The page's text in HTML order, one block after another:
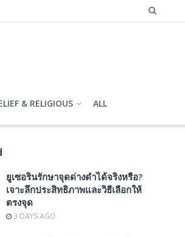
& RELIGIOUS ALL
ยูเซอรินรักษาจุดด่างดำได้จริงหรือ?
เจาะลึกประสิทธิภาพและวิธีเลือกให้
ตรงจุด
3 DAYS AGO